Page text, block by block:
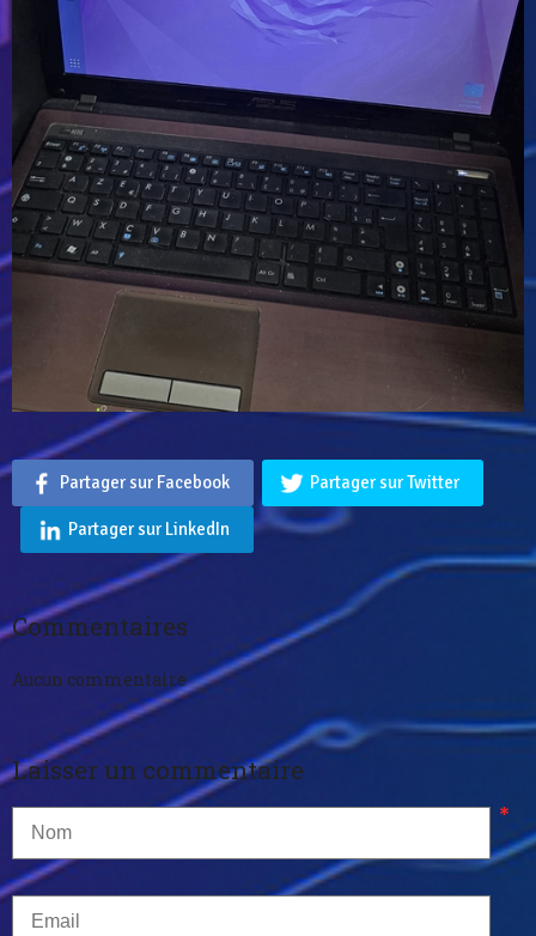
Partager sur Facebook Partager sur Twitter
Partager sur LinkedIn
Commentaires
Aucun commentaire
Laisser un commentaire